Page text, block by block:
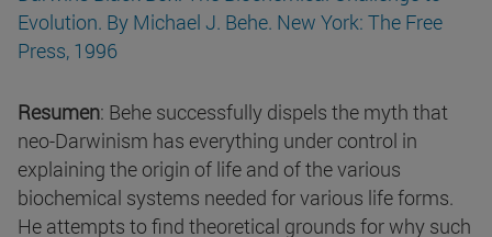
Evolution. By Michael J. Behe. New York: The Free
Press, 1996
Resumen: Behe successfully dispels the myth that
neo-Darwinism has everything under control in
explaining the origin of life and of the various
biochemical systems needed for various life forms.
He attempts to find theoretical grounds for why such